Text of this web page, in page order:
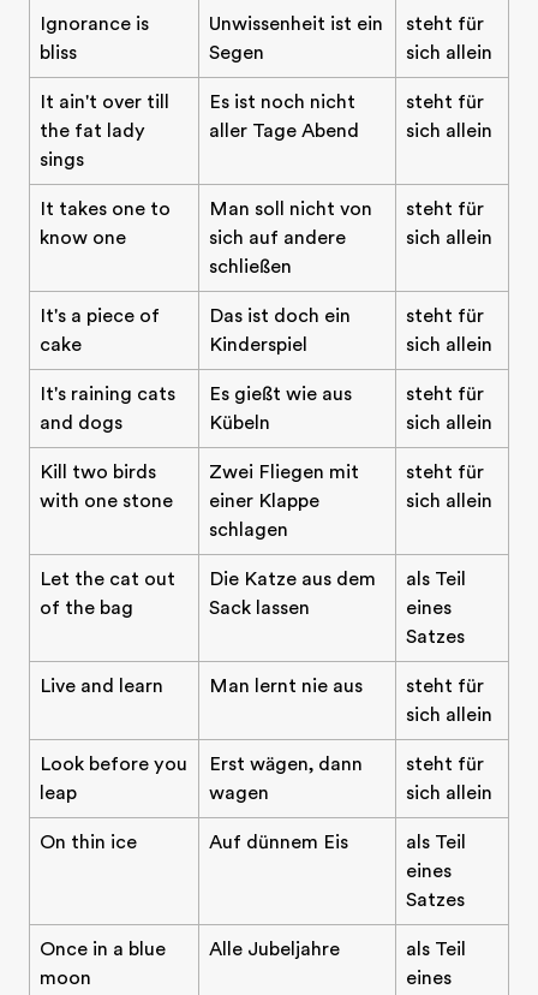
Ignorance is
bliss
Unwissenheit ist ein
Segen
steht für
sich allein
It ain't over till
the fat lady
sings
Es ist noch nicht
aller Tage Abend
steht für
sich allein
It takes one to
know one
Man soll nicht von
sich auf andere
schließen
steht für
sich allein
It's a piece of
cake
Das ist doch ein
Kinderspiel
steht für
sich allein
It's raining cats
and dogs
Es gießt wie aus
Kübeln
steht für
sich allein
Kill two birds
with one stone
Zwei Fliegen mit
einer Klappe
schlagen
steht für
sich allein
Let the cat out
of the bag
Die Katze aus dem
Sack lassen
als Teil
eines
Satzes
Live and learn Man lernt nie aus
steht für
sich allein
Look before you
leap
Erst wägen, dann
wagen
steht für
sich allein
On thin ice Auf dünnem Eis
als Teil
eines
Satzes
Once in a blue
moon
Alle Jubeljahre
als Teil
eines